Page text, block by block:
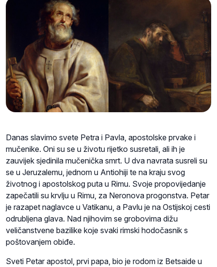
Danas slavimo svete Petra i Pavla, apostolske prvake i
mučenike. Oni su se u životu rijetko susretali, ali ih je
zauvijek sjedinila mučenička smrt. U dva navrata susreli su
se u Jeruzalemu, jednom u Antiohiji te na kraju svog
životnog i apostolskog puta u Rimu. Svoje propovijedanje
zapečatili su krvlju u Rimu, za Neronova progonstva. Petar
je razapet naglavce u Vatikanu, a Pavlu je na Ostijskoj cesti
odrubljena glava. Nad njihovim se grobovima dižu
veličanstvene bazilike koje svaki rimski hodočasnik s
poštovanjem obiđe.
Sveti Petar apostol, prvi papa, bio je rodom iz Betsaide u